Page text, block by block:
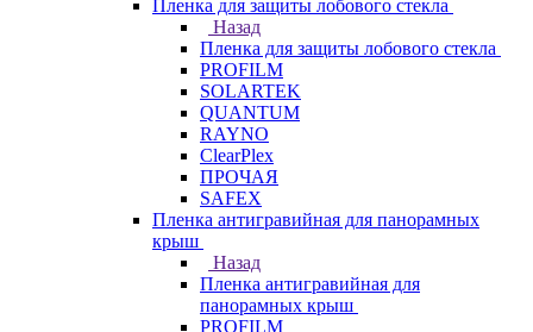
Пленка для защиты лобового стекла
Назад
Пленка для защиты лобового стекла
PROFILM
SOLARTEK
QUANTUM
RAYNO
ClearPlex
ПРОЧАЯ
SAFEX
Пленка антигравийная для панорамных
крыш
Назад
Пленка антигравийная для
панорамных крыш
PROFILM